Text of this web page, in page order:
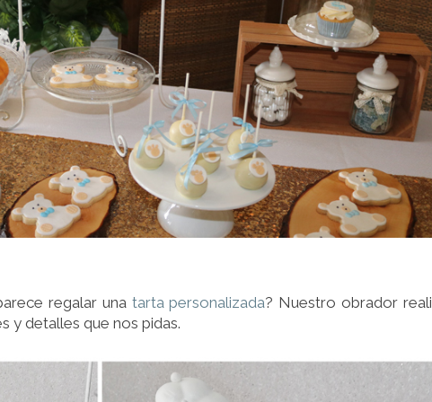
regalar una tarta personalizada? Nuestro obrador
y detalles que nos pidas.